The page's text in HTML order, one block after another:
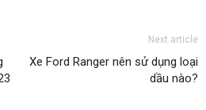
Next article
Xe Ford Ranger nên sử dụng loại
dầu nào?